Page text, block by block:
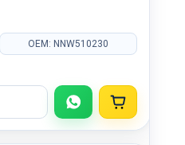
OEM: NNW510230